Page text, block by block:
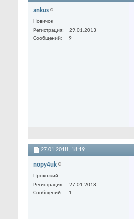
ankus
Новичок
Регистрация
29.01.2013
Сообщений
9
27.01.2018, 18:19
nopy4uk
Прохожий
Регистрация
27.01.2018
Сообщений
1